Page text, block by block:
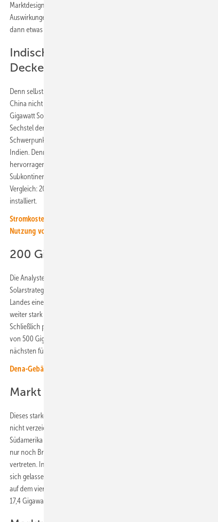
Marktdesign in China im Jahr 2025 spürbare, aber zeitlich begrenzte
Auswirkungen auf den Zubau des Jahres 2026 haben werden, der
dann etwas niedriger erwartet wird.
Indischer Solarmarkt geht durch die
Decke
Denn selbst ein Wachstum der anderen Märkte kann den Rückgang in
China nicht ausgleichen. So sind im Jahr 2024 in den USA 50
Gigawatt Solarstromleistung neu ans Netz gegangen – weniger als ein
Sechstel der in China aufgebauten Leistung. Einen speziellen
Schwerpunkt legt der Report in diesem Jahr auf den Solarmarkt in
Indien. Denn diese hat sich mit einem Wachstum um 145 Prozent
hervorragend entwickelt. Mit 30,7 Gigawatt ist der südasiatische
Subkontinent inzwischen der drittgrößte Solarmarkt auf der Welt. Zum
Vergleich: 2023 wurden in Indien 12,5 Gigawatt Solarleistung
installiert.
Stromkosten im Gewerbe senken: Unser Ratgeber für die solare
Nutzung von Flachdächern
200 Gigawatt in Indien erwartet
Die Analysten von SPE führen dies unter anderem auf die umfassende
Solarstrategie Indiens zurück. Diese gibt der Energiewende des
Landes einen neuen Schub, und die Branchenvertreter erwarten
weiter stark wachsende Zubauzahlen in den nächsten Jahren.
Schließlich plant die indische Regierung eine installierte Solarleistung
von 500 Gigawatt bis zum Jahr 2030. Das bedeutet, dass in den
nächsten fünf Jahren weitere 200 Gigawatt hinzukommen müssen.
Dena-Gebäudereport: PV boomt, Heizungstausch stockt
Markt in Amerika weiter gewachsen
Dieses starke Wachstum können die anderen Regionen in der Welt
nicht verzeichnen. So ist der Zubau beispielsweise in Nord- und
Südamerika um nur 40 Prozent gewachsen. Hier ist neben den USA
nur noch Brasilien im Ranking der zehn größten Solarmärkte der Welt
vertreten. Indien hat den bisher drittgrößten Markt Brasilien hinter
sich gelassen. Das südamerikanische Land liegt mit 18,9 Gigawatt jetzt
auf dem vierten Platz, knapp vor Deutschland mit einem Zubau von
17,4 Gigawatt.